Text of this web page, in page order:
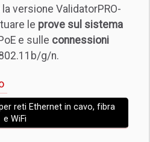
versione ValidatorPRO-
le prove sul sistema
e sulle connessioni
g/n.
reti Ethernet in cavo, fibra
e WiFi